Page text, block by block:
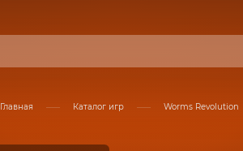
Главная Каталог игр Worms Revolution